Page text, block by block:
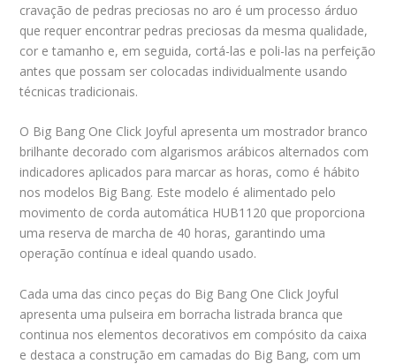
cravação de pedras preciosas no aro é um processo árduo
que requer encontrar pedras preciosas da mesma qualidade,
cor e tamanho e, em seguida, cortá-las e poli-las na perfeição
antes que possam ser colocadas individualmente usando
técnicas tradicionais.
O Big Bang One Click Joyful apresenta um mostrador branco
brilhante decorado com algarismos arábicos alternados com
indicadores aplicados para marcar as horas, como é hábito
nos modelos Big Bang. Este modelo é alimentado pelo
movimento de corda automática HUB1120 que proporciona
uma reserva de marcha de 40 horas, garantindo uma
operação contínua e ideal quando usado.
Cada uma das cinco peças do Big Bang One Click Joyful
apresenta uma pulseira em borracha listrada branca que
continua nos elementos decorativos em compósito da caixa
e destaca a construção em camadas do Big Bang, com um